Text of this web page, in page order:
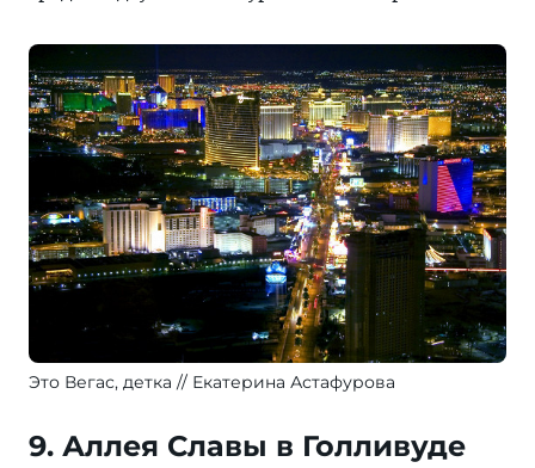
Это Вегас, детка Екатерина Астафурова
9. Аллея Славы в Голливуде